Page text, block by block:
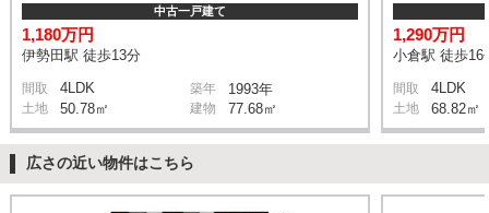
中古一戸建て
1,180万円
伊勢田駅 徒歩13分
間取 4LDK 築年 1993年
土地 50.78㎡ 建物 77.68㎡
1,290万円
小倉駅 徒歩16
間取 4LDK
土地 68.82㎡
広さの近い物件はこちら